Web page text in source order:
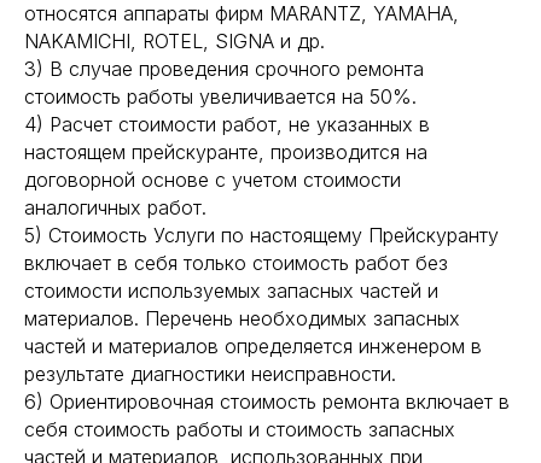
относятся аппараты фирм MARANTZ, YAMAHA,
NAKAMICHI, ROTEL, SIGNA и др.
3) В случае проведения срочного ремонта
стоимость работы увеличивается на 50%.
4) Расчет стоимости работ, не указанных в
настоящем прейскуранте, производится на
договорной основе с учетом стоимости
аналогичных работ.
5) Стоимость Услуги по настоящему Прейскуранту
включает в себя только стоимость работ без
стоимости используемых запасных частей и
материалов. Перечень необходимых запасных
частей и материалов определяется инженером в
результате диагностики неисправности.
6) Ориентировочная стоимость ремонта включает в
себя стоимость работы и стоимость запасных
частей и материалов, использованных при